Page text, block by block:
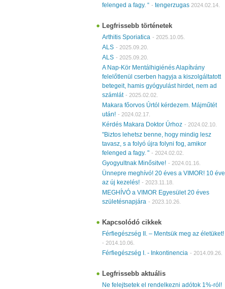
felenged a fagy. “ - tengerzugas 2024.02.14.
Legfrissebb történetek
Arthitis Sporiatica - 2025.10.05.
ALS - 2025.09.20.
ALS - 2025.09.20.
A Nap-Kör Mentálhigiénés Alapítvány
felelőtlenül cserben hagyja a kiszolgáltatott
betegeit, hamis gyógyulást hirdet, nem ad
számlát - 2025.02.02.
Makara főorvos Úrtól kérdezem. Májműtét
után! - 2024.02.17.
Kérdés Makara Doktor Úrhoz - 2024.02.10.
"Biztos lehetsz benne, hogy mindig lesz
tavasz, s a folyó újra folyni fog, amikor
felenged a fagy. " - 2024.02.02.
Gyogyultnak Minősitve! - 2024.01.16.
Ünnepre meghívó! 20 éves a VIMOR! 10 éve
az új kezelés! - 2023.11.18.
MEGHÍVÓ a VIMOR Egyesület 20 éves
születésnapjára - 2023.10.26.
Kapcsolódó cikkek
Férfiegészség II. – Mentsük meg az életüket!
- 2014.10.06.
Férfiegészség I. - Inkontinencia - 2014.09.26.
Legfrissebb aktuális
Ne felejtsetek el rendelkezni adótok 1%-ról!